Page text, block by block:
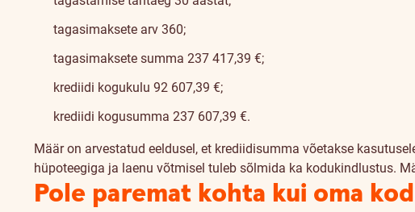
tagasimaksete arv 360;
tagasimaksete summa 237 417,39 €;
krediidi kogukulu 92 607,39 €;
krediidi kogusumma 237 607,39 €.
Määr on arvestatud eeldusel, et krediidisumma võetakse
hüpoteegiga ja laenu võtmisel tuleb sõlmida ka kodukindlustus.
Pole paremat kohta kui oma